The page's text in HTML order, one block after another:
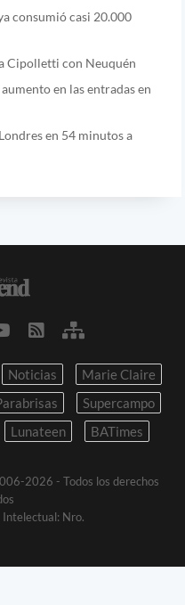
consumió casi 20.000
Cipolletti con Neuquén
en las entradas en
en 54 minutos a
Noticias
Marie Claire
Supercampo
Lunateen BATimes
2026 - Todos los derechos
Intelectual: Nro.